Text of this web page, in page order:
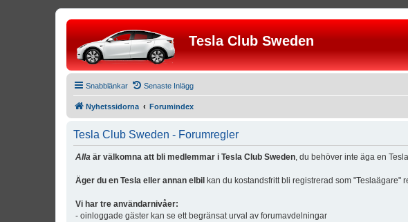
Tesla Club Sweden
Snabblänkar Senaste Inlägg
Nyhetssidorna Forumindex
Tesla Club Sweden - Forumregler
Alla är välkomna att bli medlemmar i Tesla Club Sweden, du behöver inte äga en
Äger du en Tesla eller annan elbil kan du kostandsfritt bli registrerad som "Teslaägare"
Vi har tre användarnivåer:
- oinloggade gäster kan se ett begränsat urval av forumavdelningar